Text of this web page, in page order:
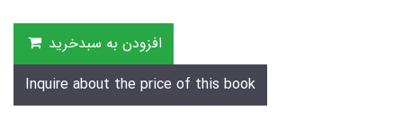
افزودن به سبدخرید
Inquire about the price of this book